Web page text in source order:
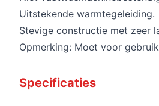
Uitstekende warmtegeleiding.
Stevige constructie met zeer
Opmerking: Moet voor
Specificaties